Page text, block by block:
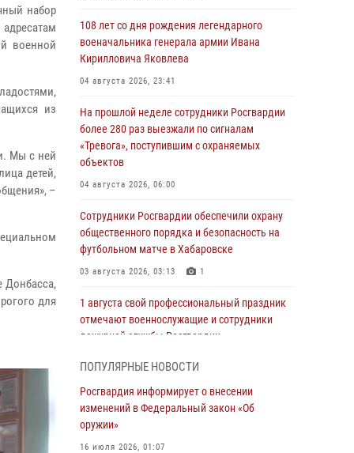
набор
военной
из
Мы с ней
детей,
–
Донбасса,
для
108 лет со дня рождения легендарного
военачальника генерала армии Ивана
Кирилловича Яковлева
04 августа 2026, 23:41
На прошлой неделе сотрудники Росгвардии
более 280 раз выезжали по сигналам
«Тревога», поступившим с охраняемых
объектов
04 августа 2026, 06:00
Сотрудники Росгвардии обеспечили охрану
общественного порядка и безопасность на
футбольном матче в Хабаровске
03 августа 2026, 03:13 1
1 августа свой профессиональный праздник
отмечают военнослужащие и сотрудники
дежурной службы Росгвардии
День образования тыловых подразделений
Росгвардии
01 августа 2026, 00:00
ПОПУЛЯРНЫЕ НОВОСТИ
Росгвардия информирует о внесении
изменений в Федеральный закон «Об
оружии»
16 июля 2026, 01:07